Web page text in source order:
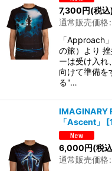
7,300円(税込
通常販売価格:
「Approach
の旅）より
ーは受け入れ
向けて準備を
る"…
IMAGINARY
「Ascent」
[
6,000円(税
通常販売価格: